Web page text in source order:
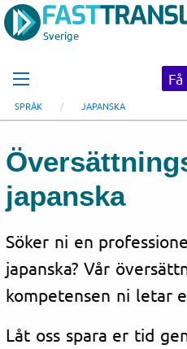
Sverige
SPRÅK JAPANSKA
japanska
Söker ni en
japanska? Vår
kompetensen ni letar
Låt oss spara er tid